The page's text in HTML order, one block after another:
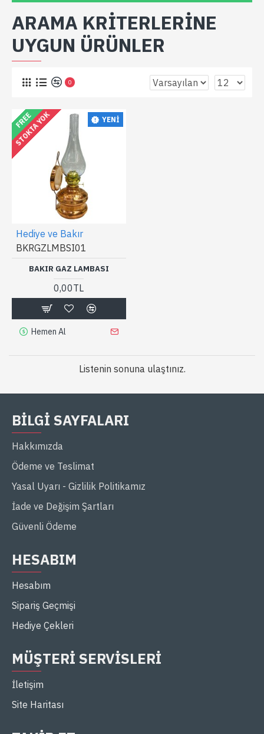
ARAMA KRITERLERINE
UYGUN ÜRÜNLER
0
YENI
FREE
STOKTA YOK
Hediye ve Bakır
BKRGZLMBSI01
BAKIR GAZ LAMBASI
0,00TL
Hemen Al
Listenin sonuna ulaştınız.
BILGI SAYFALARI
Hakkımızda
Ödeme ve Teslimat
Yasal Uyarı - Gizlilik Politikamız
İade ve Değişim Şartları
Güvenli Ödeme
HESABIM
Hesabım
Sipariş Geçmişi
Hediye Çekleri
MÜŞTERI SERVISLERI
İletişim
Site Haritası